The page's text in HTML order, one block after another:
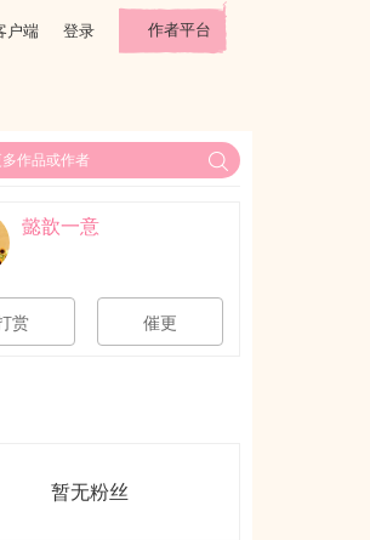
户端 登录 作者平台
懿歆一意
赏 催更
暂无粉丝